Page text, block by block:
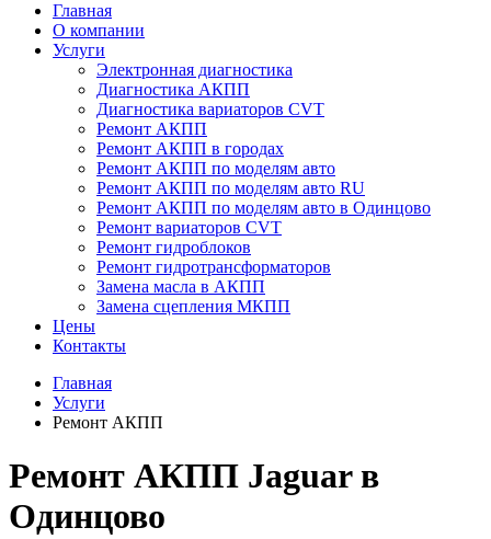
Главная
О компании
Услуги
Электронная диагностика
Диагностика АКПП
Диагностика вариаторов CVT
Ремонт АКПП
Ремонт АКПП в городах
Ремонт АКПП по моделям авто
Ремонт АКПП по моделям авто RU
Ремонт АКПП по моделям авто в Одинцово
Ремонт вариаторов CVT
Ремонт гидроблоков
Ремонт гидротрансформаторов
Замена масла в АКПП
Замена сцепления МКПП
Цены
Контакты
Главная
Услуги
Ремонт АКПП
Ремонт АКПП Jaguar в
Одинцово